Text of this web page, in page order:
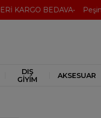
BEDAVA Peşin
DIŞ
GİYİM
AKSESUAR